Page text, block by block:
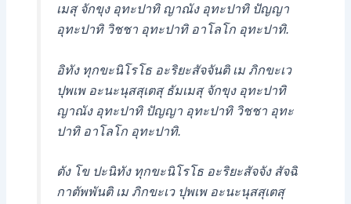
เมสุ จักขุง อุทะปาทิ ญาณัง อุทะปาทิ ปัญญา
อุทะปาทิ วิชชา อุทะปาทิ อาโลโก อุทะปาทิ.
อิทัง ทุกขะนิโรโธ อะริยะสัจจันติ เม ภิกขะเว
ปุพเพ อะนะนุสสุเตสุ ธัมเมสุ จักขุง อุทะปาทิ
ญาณัง อุทะปาทิ ปัญญา อุทะปาทิ วิชชา อุทะ
ปาทิ อาโลโก อุทะปาทิ.
ตัง โข ปะนิทัง ทุกขะนิโรโธ อะริยะสัจจัง สัจฉิ
กาตัพพันติ เม ภิกขะเว ปุพเพ อะนะนุสสุเตสุ